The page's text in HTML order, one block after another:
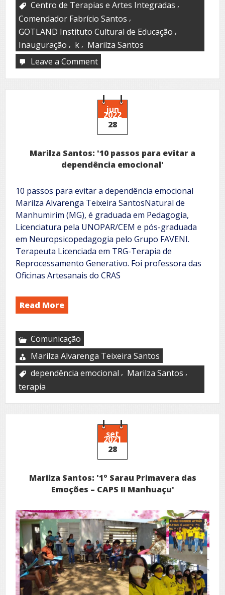
Centro de Terapias e Artes Integradas ,
Comendador Fabrício Santos ,
GOTLAND Instituto Cultural de Educação ,
Inauguração , k , Marilza Santos
Leave a Commenton
-
MG
ganha
Centro
de
Terapias
e
Integradas
jun
2022
28
Marilza Santos: '10 passos para evitar a
dependência emocional'
10 passos para evitar a dependência emocional
Marilza Alvarenga Teixeira SantosNatural de
Manhumirim (MG), é graduada em Pedagogia,
Licenciatura pela UNOPAR/CEM e pós-graduada
em Neuropsicopedagogia pelo Grupo FAVENI.
Terapeuta Licenciada em TRG-Terapia de
Reprocessamento Generativo. Foi professora das
Oficinas Artesanais do CRAS
Read More
Comunicação
Marilza Alvarenga Teixeira Santos
dependência emocional , Marilza Santos ,
terapia
set
2021
28
Marilza Santos: '1º Sarau Primavera das
Emoções – CAPS II Manhuaçu'